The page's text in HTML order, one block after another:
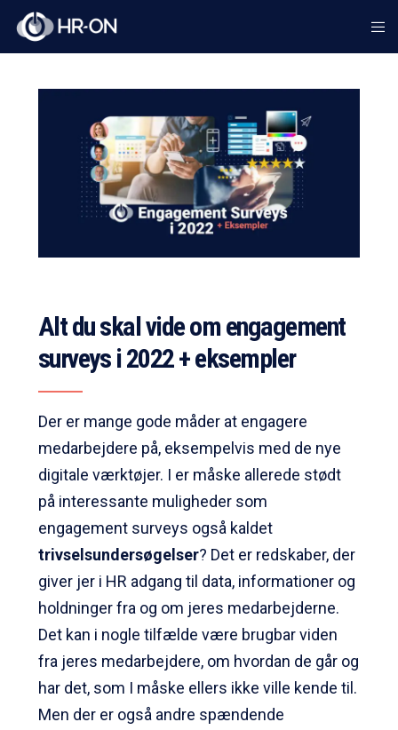
Alt du skal vide om engagement
surveys i 2022 + eksempler
Der er mange gode måder at engagere
medarbejdere på, eksempelvis med de nye
digitale værktøjer. I er måske allerede stødt
på interessante muligheder som
engagement surveys også kaldet
trivselsundersøgelser? Det er redskaber, der
giver jer i HR adgang til data, informationer og
holdninger fra og om jeres medarbejderne.
Det kan i nogle tilfælde være brugbar viden
fra jeres medarbejdere, om hvordan de går og
har det, som I måske ellers ikke ville kende til.
Men der er også andre spændende